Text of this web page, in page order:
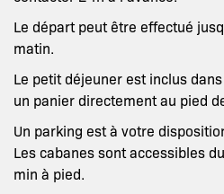
Le départ peut être effectué
matin.
Le petit déjeuner est inclus
un panier directement au pied
Un parking est à votre
Les cabanes sont accessibles
min à pied.